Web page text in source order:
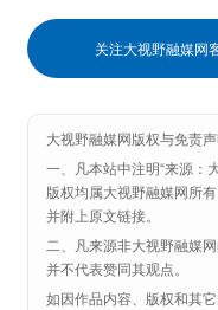
关注大视野融媒网
大视野融媒网版权与免责声
一、凡本站中注明“来源：
版权均属大视野融媒网所
并附上原文链接。
二、凡来源非大视野融媒
并不代表赞同其观点。
如因作品内容、版权和其